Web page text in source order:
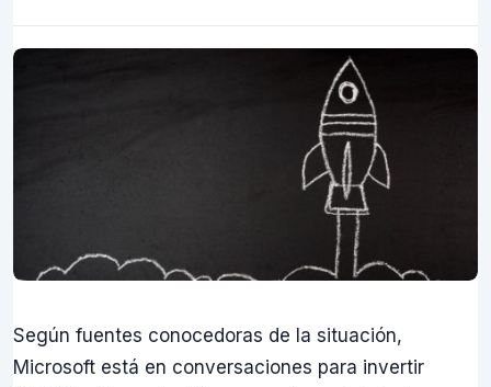
Según fuentes conocedoras de la situación,
Microsoft está en conversaciones para invertir